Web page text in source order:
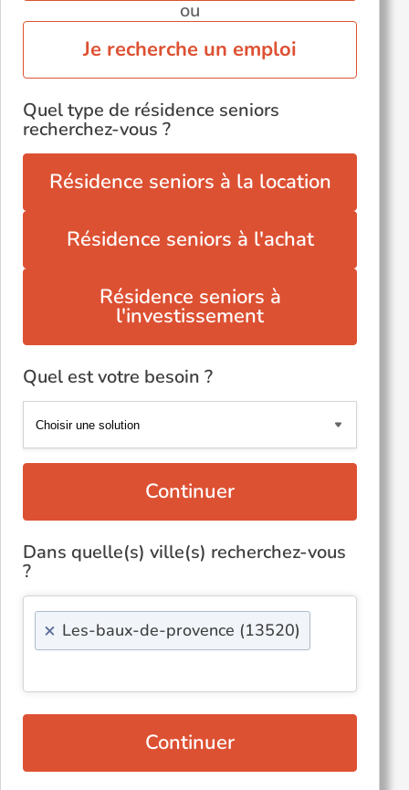
ou
Je recherche un emploi
Quel type de résidence seniors
recherchez-vous ?
Résidence seniors à la location
Résidence seniors à l'achat
Résidence seniors à
l'investissement
Quel est votre besoin ?
Continuer
Dans quelle(s) ville(s) recherchez-vous
?
× Les-baux-de-provence (13520)
Continuer